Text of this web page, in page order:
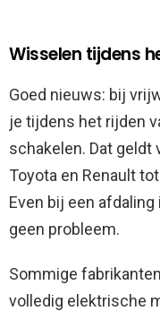
Wisselen tijdens
Goed nieuws: bij
je tijdens het rijden
schakelen. Dat geldt
Toyota en Renault
Even bij een afdaling
geen probleem.
Sommige
volledig elektrische